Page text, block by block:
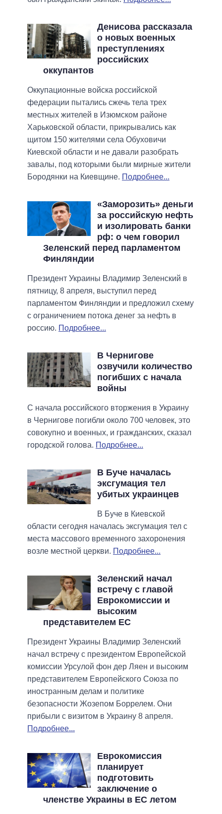
Денисова рассказала
о новых военных
преступлениях
российских
оккупантов
Оккупационные войска российской
федерации пытались сжечь тела трех
местных жителей в Изюмском районе
Харьковской области, прикрывались как
щитом 150 жителями села Обуховичи
Киевской области и не давали разобрать
завалы, под которыми были мирные жители
Бородянки на Киевщине. Подробнее...
«Заморозить» деньги
за российскую нефть
и изолировать банки
рф: о чем говорил
Зеленский перед парламентом
Финляндии
Президент Украины Владимир Зеленский в
пятницу, 8 апреля, выступил перед
парламентом Финляндии и предложил схему
с ограничением потока денег за нефть в
россию. Подробнее...
В Чернигове
озвучили количество
погибших с начала
войны
С начала российского вторжения в Украину
в Чернигове погибли около 700 человек, это
совокупно и военных, и гражданских, сказал
городской голова. Подробнее...
В Буче началась
эксгумация тел
убитых украинцев
В Буче в Киевской
области сегодня началась эксгумация тел с
места массового временного захоронения
возле местной церкви. Подробнее...
Зеленский начал
встречу с главой
Еврокомиссии и
высоким
представителем ЕС
Президент Украины Владимир Зеленский
начал встречу с президентом Европейской
комиссии Урсулой фон дер Ляен и высоким
представителем Европейского Союза по
иностранным делам и политике
безопасности Жозепом Боррелем. Они
прибыли с визитом в Украину 8 апреля.
Подробнее...
Еврокомиссия
планирует
подготовить
заключение о
членстве Украины в ЕС летом